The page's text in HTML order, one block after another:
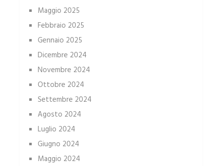
Maggio 2025
Febbraio 2025
Gennaio 2025
Dicembre 2024
Novembre 2024
Ottobre 2024
Settembre 2024
Agosto 2024
Luglio 2024
Giugno 2024
Maggio 2024